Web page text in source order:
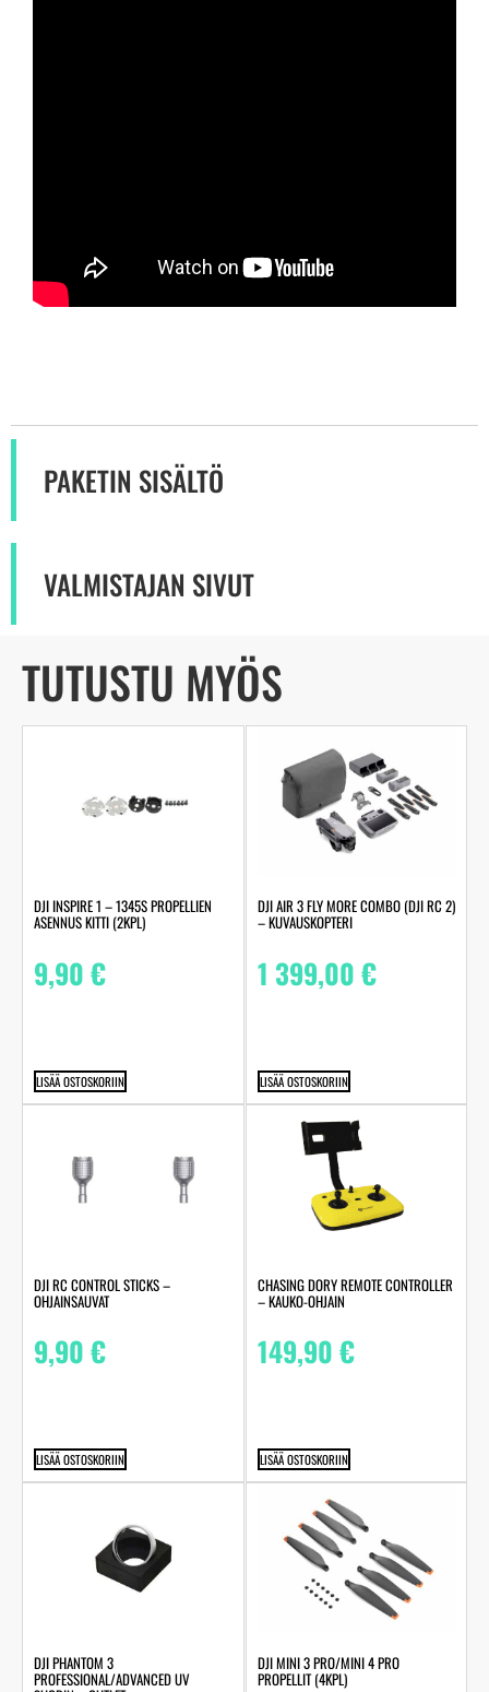
PAKETIN SISÄLTÖ
VALMISTAJAN SIVUT
TUTUSTU MYÖS
DJI INSPIRE 1 – 1345S PROPELLIEN
ASENNUS KITTI (2KPL)
9,90€
LISÄÄ OSTOSKORIIN
DJI AIR 3 FLY MORE COMBO (DJI RC 2)
– KUVAUSKOPTERI
1 399,00€
LISÄÄ OSTOSKORIIN
DJI RC CONTROL STICKS –
OHJAINSAUVAT
9,90€
LISÄÄ OSTOSKORIIN
CHASING DORY REMOTE CONTROLLER
– KAUKO-OHJAIN
149,90€
LISÄÄ OSTOSKORIIN
DJI PHANTOM 3
PROFESSIONAL/ADVANCED UV
DJI MINI 3 PRO/MINI 4 PRO
PROPELLIT (4KPL)